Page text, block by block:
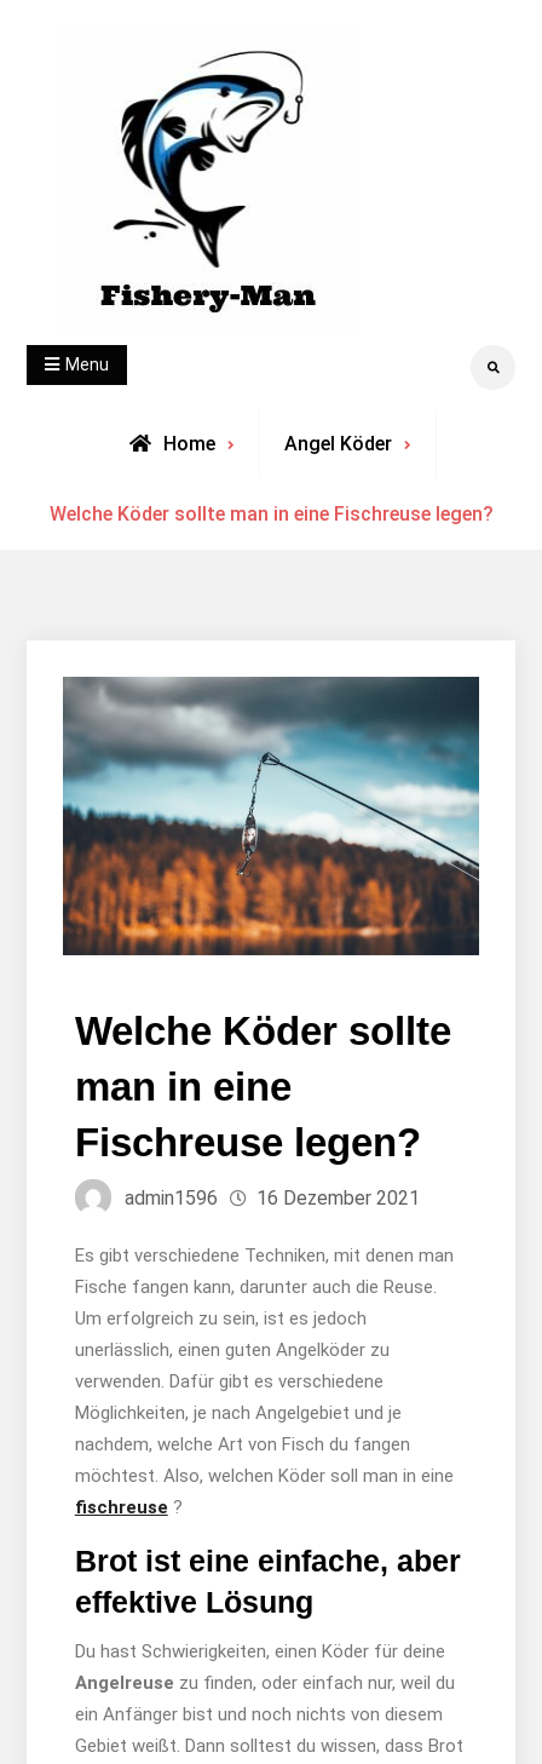
fishery-man
Menu Search
Home Angel Köder
Welche Köder sollte man in eine Fischreuse legen?
Welche Köder sollte
man in eine
Fischreuse legen?
admin1596 16 Dezember 2021
Es gibt verschiedene Techniken, mit denen man
Fische fangen kann, darunter auch die Reuse.
Um erfolgreich zu sein, ist es jedoch
unerlässlich, einen guten Angelköder zu
verwenden. Dafür gibt es verschiedene
Möglichkeiten, je nach Angelgebiet und je
nachdem, welche Art von Fisch du fangen
möchtest. Also, welchen Köder soll man in eine
fischreuse ?
Brot ist eine einfache, aber
effektive Lösung
Du hast Schwierigkeiten, einen Köder für deine
Angelreuse zu finden, oder einfach nur, weil du
ein Anfänger bist und noch nichts von diesem
Gebiet weißt. Dann solltest du wissen, dass Brot